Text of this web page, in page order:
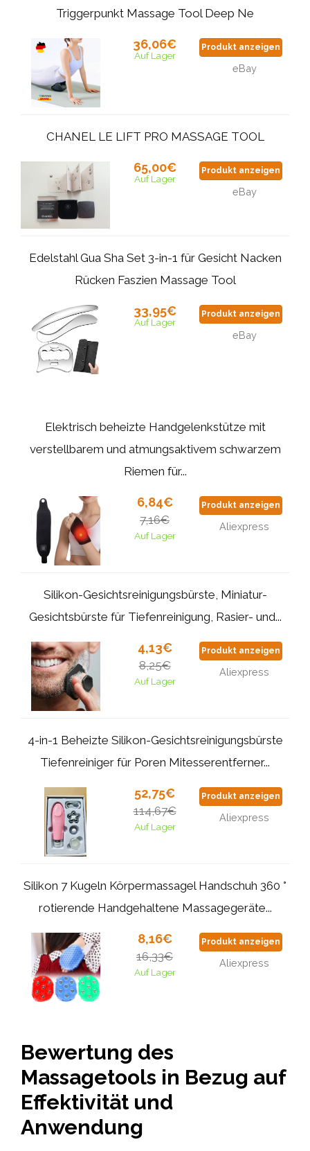
Triggerpunkt Massage Tool Deep Ne
36,06€
Auf Lager
Produkt anzeigen
eBay
CHANEL LE LIFT PRO MASSAGE TOOL
65,00€
Auf Lager
Produkt anzeigen
eBay
Edelstahl Gua Sha Set 3-in-1 für Gesicht Nacken
Rücken Faszien Massage Tool
33,95€
Auf Lager
Produkt anzeigen
eBay
Elektrisch beheizte Handgelenkstütze mit
verstellbarem und atmungsaktivem schwarzem
Riemen für...
6,84€
7,16€
Auf Lager
Produkt anzeigen
Aliexpress
Silikon-Gesichtsreinigungsbürste, Miniatur-
Gesichtsbürste für Tiefenreinigung, Rasier- und...
4,13€
8,25€
Auf Lager
Produkt anzeigen
Aliexpress
4-in-1 Beheizte Silikon-Gesichtsreinigungsbürste
Tiefenreiniger für Poren Mitesserentferner...
52,75€
114,67€
Auf Lager
Produkt anzeigen
Aliexpress
Silikon 7 Kugeln Körpermassagel Handschuh 360 °
rotierende Handgehaltene Massagegeräte...
8,16€
16,33€
Auf Lager
Produkt anzeigen
Aliexpress
Bewertung des
Massagetools in Bezug auf
Effektivität und
Anwendung